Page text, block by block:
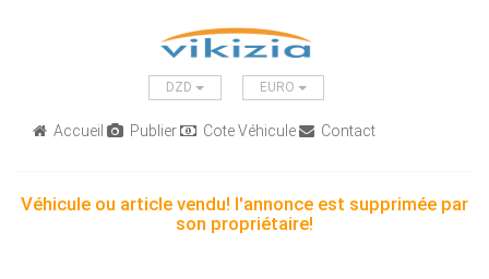
DZD EURO
Accueil Publier Cote Véhicule Contact
Véhicule ou article vendu! l'annonce est supprimée par
son propriétaire!